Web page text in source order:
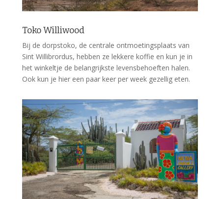
Toko Williwood
Bij de dorpstoko, de centrale ontmoetingsplaats van
Sint Willibrordus, hebben ze lekkere koffie en kun je in
het winkeltje de belangrijkste levensbehoeften halen.
Ook kun je hier een paar keer per week gezellig eten.